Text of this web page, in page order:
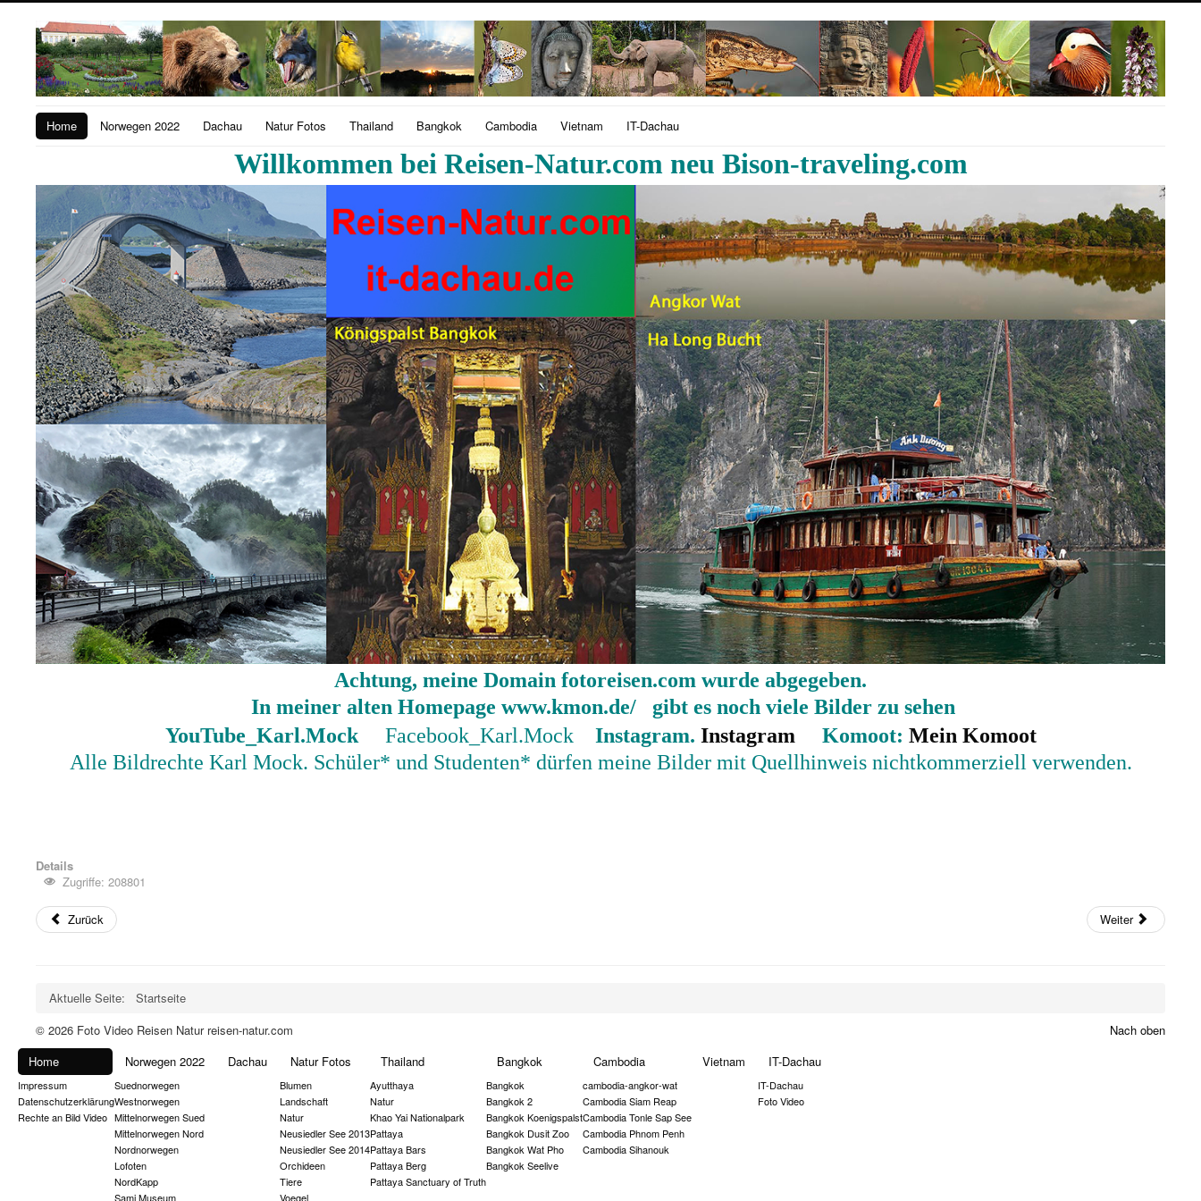
Home Norwegen 2022 Dachau Natur Fotos Thailand Bangkok Cambodia Vietnam IT-Dachau
Willkommen bei Reisen-Natur.com neu Bison-traveling.com
Achtung, meine Domain fotoreisen.com wurde abgegeben.
In meiner alten Homepage www.kmon.de/ gibt es noch viele Bilder zu sehen
YouTube_Karl.Mock
Facebook_Karl.Mock Instagram. Instagram Komoot: Mein Komoot
Alle Bildrechte Karl Mock. Schüler* und Studenten* dürfen meine Bilder mit Quellhinweis nichtkommerziell verwenden.
Details
Zugriffe: 208801
Zurück Weiter
Aktuelle Seite:
Startseite
Nach oben
© 2026 Foto Video Reisen Natur reisen-natur.com
Home
Impressum
Datenschutzerklärung
Rechte an Bild Video
Norwegen 2022
Suednorwegen
Westnorwegen
Mittelnorwegen Sued
Mittelnorwegen Nord
Nordnorwegen
Lofoten
NordKapp
Sami Museum
Dachau Natur Fotos
Blumen
Landschaft
Natur
Neusiedler See 2013
Neusiedler See 2014
Orchideen
Tiere
Voegel
Thailand
Ayutthaya
Natur
Khao Yai Nationalpark
Pattaya
Pattaya Bars
Pattaya Berg
Pattaya Sanctuary of Truth
Bangkok
Bangkok
Bangkok 2
Bangkok Koenigspalst
Bangkok Dusit Zoo
Bangkok Wat Pho
Bangkok Seelive
Cambodia
cambodia-angkor-wat
Cambodia Siam Reap
Cambodia Tonle Sap See
Cambodia Phnom Penh
Cambodia Sihanouk
Vietnam IT-Dachau
IT-Dachau
Foto Video